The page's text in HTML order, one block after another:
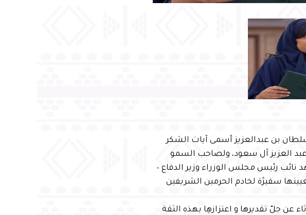
بن عبدالعزيز أسمى آيات الشكر
عبد العزيز آل سعود، ولصاحب السمو
نائب رئيس مجلس الوزراء وزير الدفاع –
سفيرًة لخادم الحرمين الشريفين
عن جلّ تقديرها و اعتزازهِا بهذه الثقة